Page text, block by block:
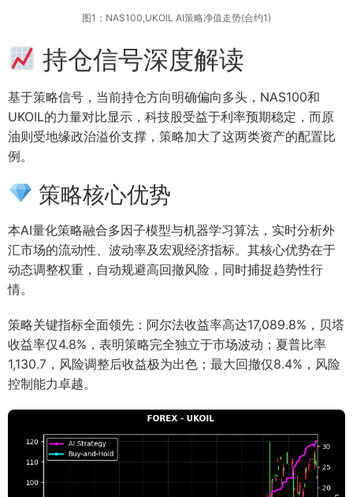
图1：NAS100,UKOIL AI策略净值走势(合约1)
持仓信号深度解读
基于策略信号，当前持仓方向明确偏向多头，NAS100和
UKOIL的力量对比显示，科技股受益于利率预期稳定，而原
油则受地缘政治溢价支撑，策略加大了这两类资产的配置比
例。
策略核心优势
本AI量化策略融合多因子模型与机器学习算法，实时分析外
汇市场的流动性、波动率及宏观经济指标。其核心优势在于
动态调整权重，自动规避高回撤风险，同时捕捉趋势性行
情。
策略关键指标全面领先：阿尔法收益率高达17,089.8%，贝塔
收益率仅4.8%，表明策略完全独立于市场波动；夏普比率
1,130.7，风险调整后收益极为出色；最大回撤仅8.4%，风险
控制能力卓越。